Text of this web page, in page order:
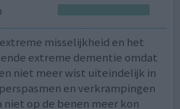
misselijkheid en het
extreme dementie omdat
niet meer wist uiteindelijk in
en verkrampingen
niet op de benen meer kon